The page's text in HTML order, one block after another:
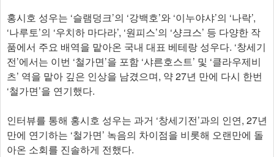
홍시호 성우는 ‘슬램덩크’의 ‘강백호’와 ‘이누야샤’의 ‘나락’,
‘나루토’의 ‘우치하 마다라’, ‘원피스’의 ‘샹크스’ 등 다양한 작
품에서 주요 배역을 맡아온 국내 대표 베테랑 성우다. ‘창세기
전’에서는 이번 ‘철가면’을 포함 ‘샤른호스트’ 및 ‘클라우제비
츠’ 역을 맡아 깊은 인상을 남겼으며, 약 27년 만에 다시 한번
‘철가면’을 연기했다.
인터뷰를 통해 홍시호 성우는 과거 ‘창세기전’과의 인연, 27년
만에 연기하는 ‘철가면’ 녹음의 차이점을 비롯해 오랜만에 돌
아온 소회를 진솔하게 전했다.